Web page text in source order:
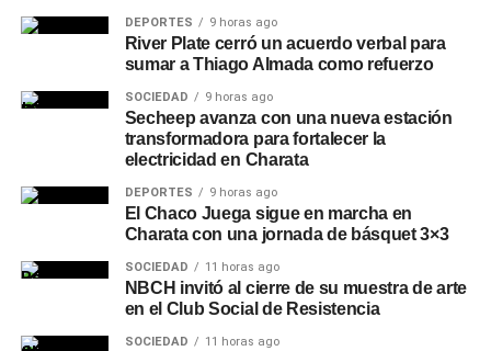
DEPORTES 9 horas ago
River Plate cerró un acuerdo verbal para
sumar a Thiago Almada como refuerzo
SOCIEDAD 9 horas ago
Secheep avanza con una nueva estación
transformadora para fortalecer la
electricidad en Charata
DEPORTES 9 horas ago
El Chaco Juega sigue en marcha en
Charata con una jornada de básquet 3×3
SOCIEDAD 11 horas ago
NBCH invitó al cierre de su muestra de arte
en el Club Social de Resistencia
SOCIEDAD 11 horas ago